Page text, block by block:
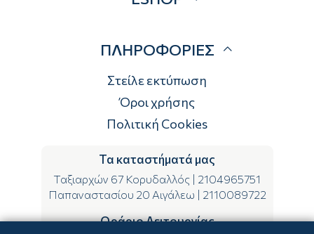
Τρόποι αποστολής
Τρόποι πληρωμής
Επιστροφές
ΠΛΗΡΟΦΟΡΙΕΣ
Στείλε εκτύπωση
Όροι χρήσης
Πολιτική Cookies
Τα καταστήματά μας
Ταξιαρχών 67 Κορυδαλλός
2104965751
Παπαναστασίου 20 Αιγάλεω
2110089722
Ωράριο Λειτουργίας